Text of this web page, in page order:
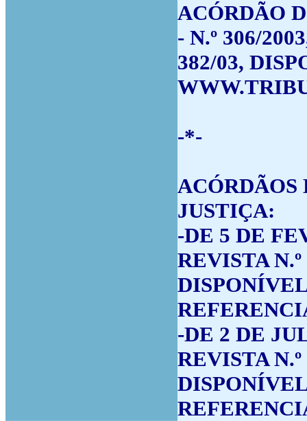
ACÓRDÃO
- N.º 306/
382/03,
-*-
ACÓRDÃOS
JUSTIÇA:
-DE 5 DE
REVISTA N.º
-DE 2 DE
REVISTA N.º